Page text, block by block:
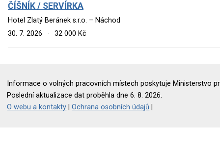
ČÍŠNÍK / SERVÍRKA
Hotel Zlatý Beránek s.r.o. – Náchod
30. 7. 2026
· 32 000 Kč
Informace o volných pracovních místech poskytuje Ministerstvo
Poslední aktualizace dat proběhla dne 6. 8. 2026.
O webu a kontakty |Ochrana osobních údajů